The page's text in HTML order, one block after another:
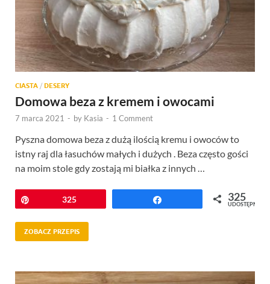
CIASTA / DESERY
Domowa beza z kremem i owocami
7 marca 2021 - by Kasia - 1 Comment
Pyszna domowa beza z dużą ilością kremu i owoców to
istny raj dla łasuchów małych i dużych . Beza często gości
na moim stole gdy zostają mi białka z innych …
Przypnij325 325
UDOSTĘPNIEŃ
ZOBACZ PRZEPIS